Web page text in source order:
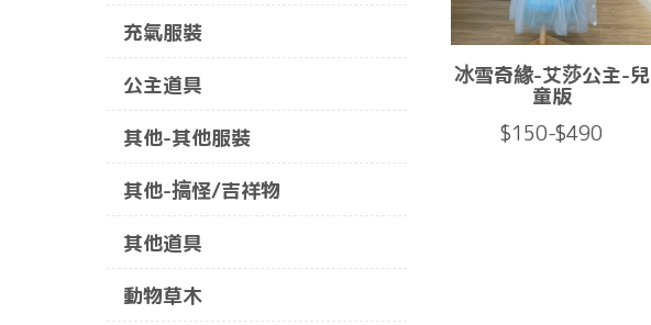
充氣服裝
公主道具
其他-其他服裝
其他-搞怪/吉祥物
其他道具
動物草木
冰雪奇緣-艾莎公主-兒
童版
$150-$490